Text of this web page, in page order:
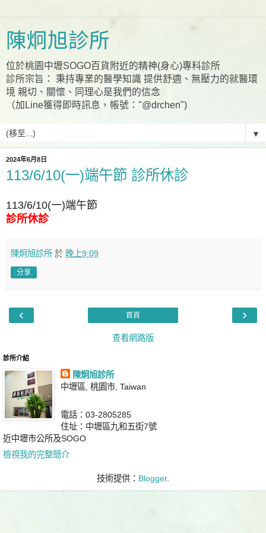
陳炯旭診所
位於桃園中壢SOGO百貨附近的精神(身心)專科診所
診所宗旨： 秉持專業的醫學知識 提供舒適、無壓力的就醫環
境 親切、關懷、同理心是我們的信念
（加Line獲得即時訊息，帳號："@drchen")
▼
2024年6月8日
113/6/10(一)端午節 診所休診
113/6/10(一)端午節
診所休診
陳炯旭診所 於 晚上9:09
分享
‹ ›
首頁
查看網路版
診所介紹
陳炯旭診所
中壢區, 桃園市, Taiwan
電話：03-2805285
住址：中壢區九和五街7號
近中壢市公所及SOGO
檢視我的完整簡介
技術提供： Blogger.